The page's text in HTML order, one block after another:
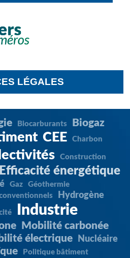
LÉGALES
Biocarburants
Biogaz
CEE Charbon
Construction
Efficacité énergétique
Gaz
Géothermie
Hydrogène
Industrie
Mobilité carbonée
électrique Nucléaire
Politique bâtiment